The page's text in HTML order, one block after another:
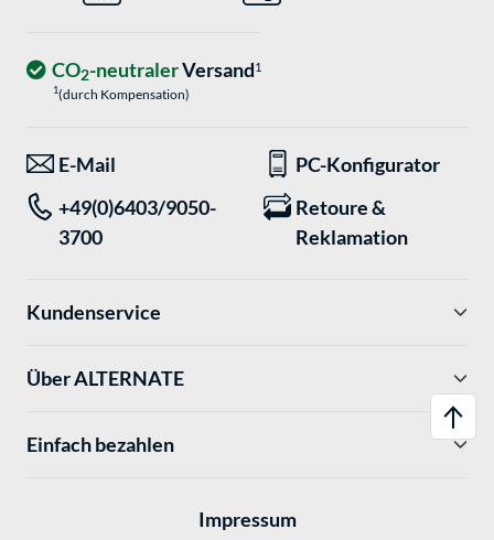
CO2-neutralerVersand1
1(durch Kompensation)
E-Mail
PC-Konfigurator
+49(0)6403/9050-
3700
Retoure &
Reklamation
Kundenservice
Über ALTERNATE
Einfach bezahlen
Impressum